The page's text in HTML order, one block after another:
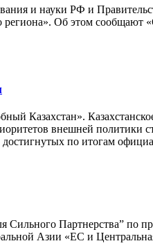
и науки РФ и
Об этом сообщают
Казахстан».
внешней политики
достигнутых по итогам
Партнерства” по
Азии «ЕС и